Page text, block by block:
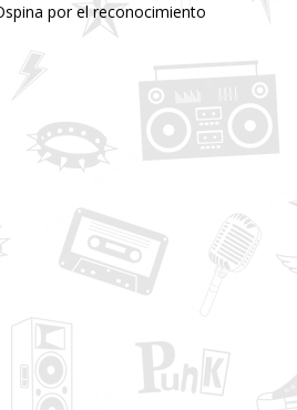
por el reconocimiento